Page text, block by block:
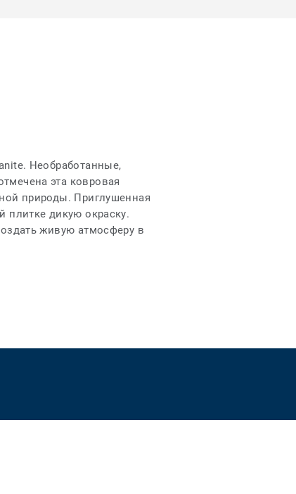
Необработанные,
эта ковровая
природы. Приглушенная
плитке дикую окраску.
живую атмосферу в